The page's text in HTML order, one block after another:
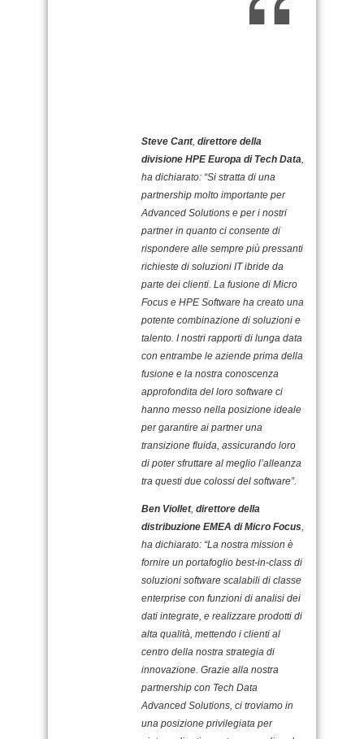
Steve Cant, direttore della
divisione HPE Europa di Tech Data,
ha dichiarato: “Si stratta di una
partnership molto importante per
Advanced Solutions e per i nostri
partner in quanto ci consente di
rispondere alle sempre più pressanti
richieste di soluzioni IT ibride da
parte dei clienti. La fusione di Micro
Focus e HPE Software ha creato una
potente combinazione di soluzioni e
talento. I nostri rapporti di lunga data
con entrambe le aziende prima della
fusione e la nostra conoscenza
approfondita del loro software ci
hanno messo nella posizione ideale
per garantire ai partner una
transizione fluida, assicurando loro
di poter sfruttare al meglio l’alleanza
tra questi due colossi del software”.
Ben Viollet, direttore della
distribuzione EMEA di Micro Focus,
ha dichiarato: “La nostra mission è
fornire un portafoglio best-in-class di
soluzioni software scalabili di classe
enterprise con funzioni di analisi dei
dati integrate, e realizzare prodotti di
alta qualità, mettendo i clienti al
centro della nostra strategia di
innovazione. Grazie alla nostra
partnership con Tech Data
Advanced Solutions, ci troviamo in
una posizione privilegiata per